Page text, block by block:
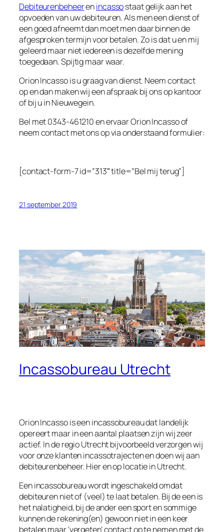
Debiteurenbeheerenincassostaat gelijk aan het
opvoeden van uw debiteuren. Als men een dienst of
een goed afneemt dan moet men daar binnen de
afgesproken termijn voor betalen. Zo is dat u en mij
geleerd maar niet iedereen is dezelfde mening
toegedaan. Spijtig maar waar.
Orion Incasso is u graag van dienst. Neem contact
op en dan maken wij een afspraak bij ons op kantoor
of bij u in Nieuwegein.
Bel met 0343-461210 en ervaar Orion Incasso of
neem contact met ons op via onderstaand formulier:
[contact-form-7 id=”313″ title=”Bel mij terug”]
21 september 2019
Incassobureau Utrecht
Orion Incasso is een incassobureau dat landelijk
opereert maar in een aantal plaatsen zijn wij zeer
actief. In de regio Utrecht bijvoorbeeld verzorgen wij
voor onze klanten incassotrajecten en doen wij aan
debiteurenbeheer. Hier en op locatie in Utrecht.
Een incassobureau wordt ingeschakeld omdat
debiteuren niet of (veel) te laat betalen. Bij de een is
het nalatigheid, bij de ander een sport en sommige
kunnen de rekening(en) gewoon niet in een keer
betalen maar ‘vergeten’ contact op te nemen met de